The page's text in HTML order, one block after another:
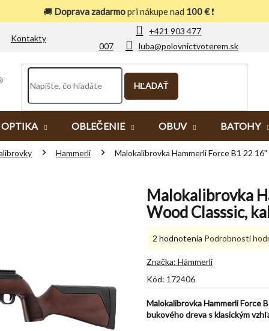
🚚 Doprava zadarmopri nákupe nad 100 €❗
+421 903 477
007
luba@polovnictvoterem.sk
Kontakty
HĽADAŤ
OPTIKA OBLEČENIE OBUV BATOHY
Hammerli Malokalibrovka Hammerli Force B1 22
Malokalibrovka
Wood Classsic,
Kód: 172406
Malokalibrovka Hammerli Force
bukového dreva s klasickým
Priemerné
produktu
5,0
5
hviezdičiek.
2 hodnotenia Podrobnosti
Značka: Hämmerli